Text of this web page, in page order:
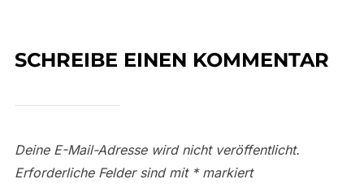
SCHREIBE EINEN KOMMENTAR
Deine E-Mail-Adresse wird nicht veröffentlicht.
Erforderliche Felder sind mit *markiert